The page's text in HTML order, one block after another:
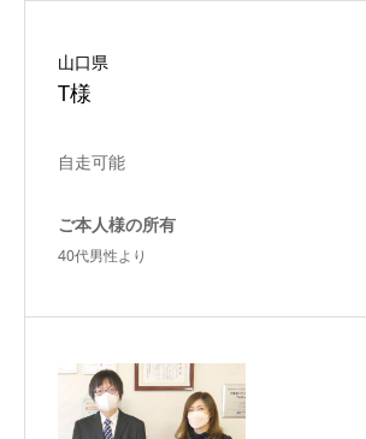
山口県
T様
自走可能
ご本人様の所有
40代男性より